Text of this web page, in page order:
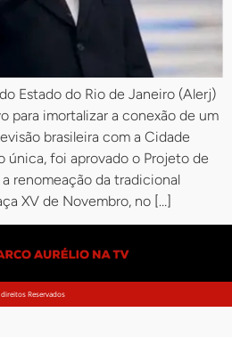
Estado do Rio de Janeiro (Alerj)
para imortalizar a conexão de um
brasileira com a Cidade
única, foi aprovado o Projeto de
renomeação da tradicional
XV de Novembro, no […]
Reservados